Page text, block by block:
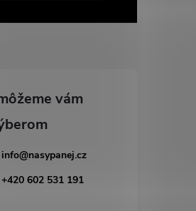
info@nasypanej.cz
+420 602 531 191